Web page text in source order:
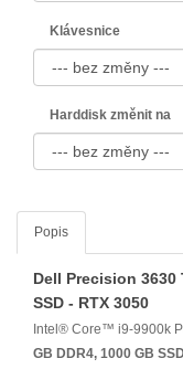
Klávesnice
Harddisk změnit na
Popis
Dell Precision 3630
SSD - RTX 3050
Intel® Core™ i9-9900k
GB DDR4, 1000 GB